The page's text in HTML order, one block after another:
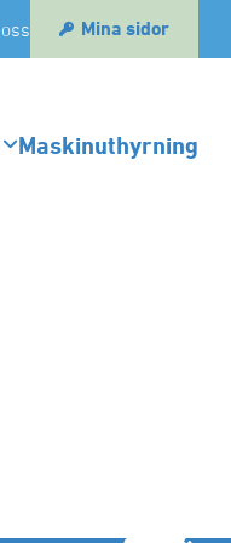
Mina sidor
Maskinuthyrning